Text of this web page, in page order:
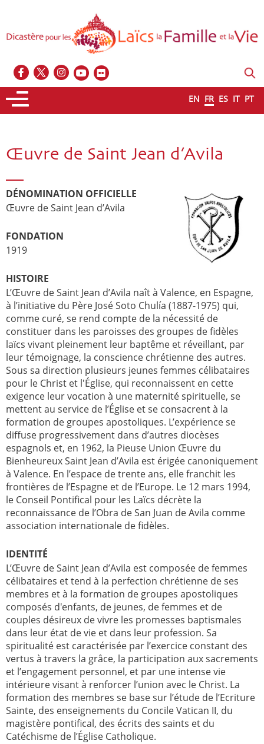
EN FR ES IT PT
Œuvre de Saint Jean d’Avila
DÉNOMINATION OFFICIELLE
Œuvre de Saint Jean d’Avila
FONDATION
1919
HISTOIRE
L’Œuvre de Saint Jean d’Avila naît à Valence, en Espagne,
à l’initiative du Père José Soto Chulía (1887-1975) qui,
comme curé, se rend compte de la nécessité de
constituer dans les paroisses des groupes de fidèles
laïcs vivant pleinement leur baptême et réveillant, par
leur témoignage, la conscience chrétienne des autres.
Sous sa direction plusieurs jeunes femmes célibataires
pour le Christ et l'Église, qui reconnaissent en cette
exigence leur vocation à une maternité spirituelle, se
mettent au service de l’Église et se consacrent à la
formation de groupes apostoliques. L’expérience se
diffuse progressivement dans d’autres diocèses
espagnols et, en 1962, la Pieuse Union Œuvre du
Bienheureux Saint Jean d’Avila est érigée canoniquement
à Valence. En l’espace de trente ans, elle franchit les
frontières de l’Espagne et de l’Europe. Le 12 mars 1994,
le Conseil Pontifical pour les Laïcs décrète la
reconnaissance de l’Obra de San Juan de Avila comme
association internationale de fidèles.
IDENTITÉ
L’Œuvre de Saint Jean d’Avila est composée de femmes
célibataires et tend à la perfection chrétienne de ses
membres et à la formation de groupes apostoliques
composés d'enfants, de jeunes, de femmes et de
couples désireux de vivre les promesses baptismales
dans leur état de vie et dans leur profession. Sa
spiritualité est caractérisée par l’exercice constant des
vertus à travers la grâce, la participation aux sacrements
et l’engagement personnel, et par une intense vie
intérieure visant à renforcer l’union avec le Christ. La
formation des membres se base sur l’étude de l’Ecriture
Sainte, des enseignements du Concile Vatican II, du
magistère pontifical, des écrits des saints et du
Catéchisme de l’Église Catholique.